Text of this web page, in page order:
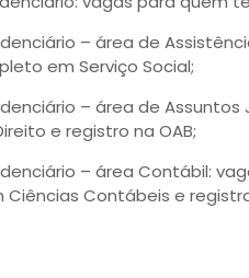
– área de
em Serviço Social;
– área de
e registro na OAB;
– área Contábil:
Contábeis e